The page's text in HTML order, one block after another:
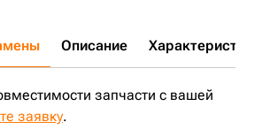
Описание Характеристики
запчасти с вашей
заявку.